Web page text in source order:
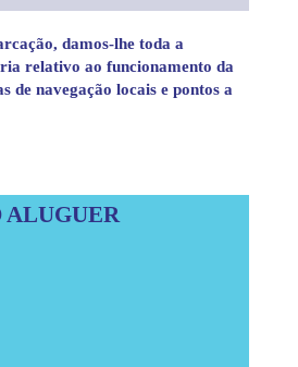
damos-lhe toda a
relativo ao funcionamento da
de navegação locais e pontos a
ALUGUER